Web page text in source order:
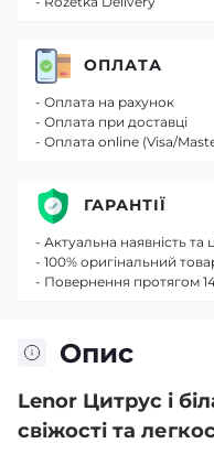
Опис
Lenor Цитрус і
свіжості та
ОПЛАТА
- Оплата на рахунок
- Оплата при доставці
- Оплата online (Visa/
ГАРАНТІЇ
- Актуальна наявність та
- 100% оригінальний
- Повернення протягом